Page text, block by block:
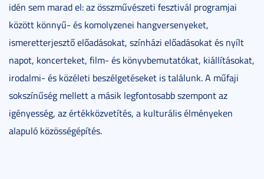
idén sem marad el: az összművészeti fesztivál programjai
között könnyű- és komolyzenei hangversenyeket,
ismeretterjesztő előadásokat, színházi előadásokat és nyílt
napot, koncerteket, film- és könyvbemutatókat, kiállításokat,
irodalmi- és közéleti beszélgetéseket is találunk. A műfaji
sokszínűség mellett a másik legfontosabb szempont az
igényesség, az értékközvetítés, a kulturális élményeken
alapuló közösségépítés.